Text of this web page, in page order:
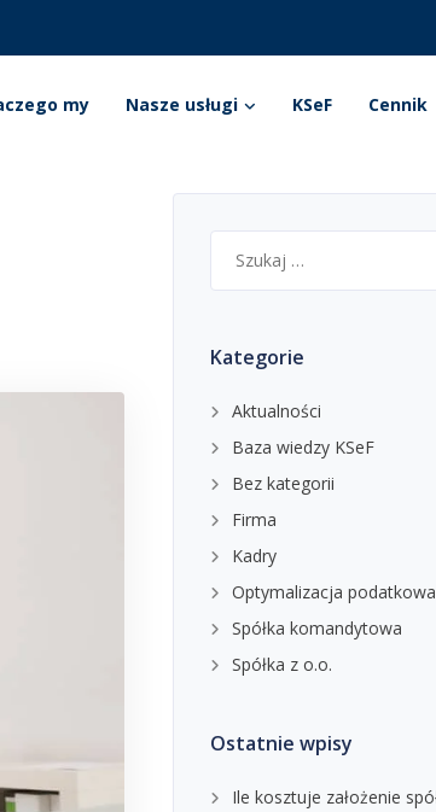
my Nasze usługi KSeF Cennik
Kategorie
Aktualności
Baza wiedzy KSeF
Bez kategorii
Firma
Kadry
Optymalizacja podatkowa
Spółka komandytowa
Spółka z o.o.
Ostatnie wpisy
Ile kosztuje założenie